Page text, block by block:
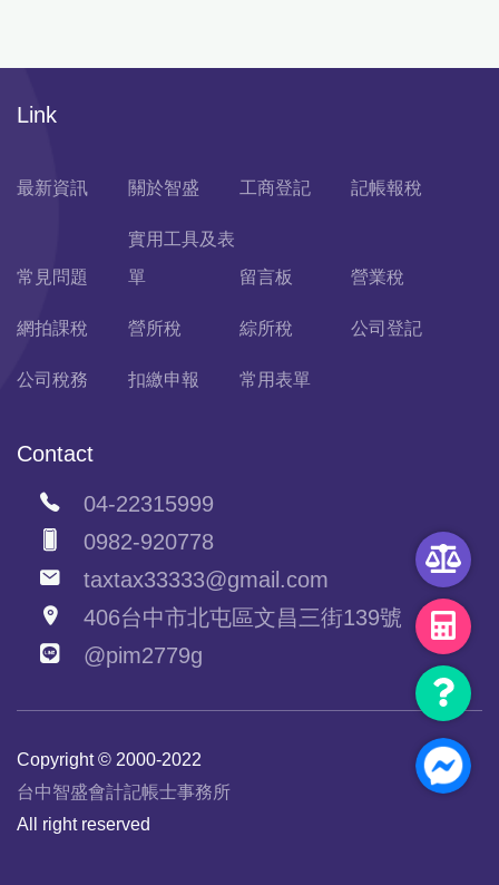
Link
最新資訊 關於智盛 工商登記 記帳報稅
常見問題
實用工具及表
單
留言板 營業稅
網拍課稅 營所稅 綜所稅 公司登記
公司稅務 扣繳申報 常用表單
Contact
04-22315999
0982-920778
taxtax33333@gmail.com
406台中市北屯區文昌三街139號
@pim2779g
Copyright © 2000-2022
台中智盛會計記帳士事務所
All right reserved